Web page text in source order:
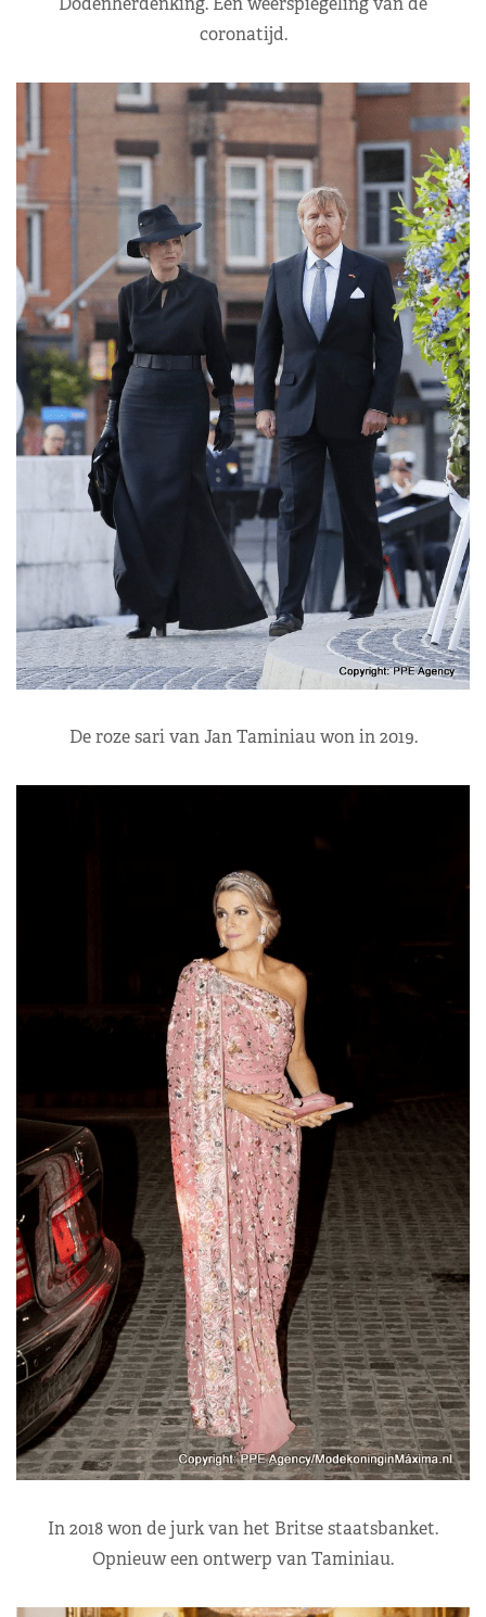
coronatijd.
De roze sari van Jan Taminiau won in 2019.
In 2018 won de jurk van het Britse staatsbanket.
Opnieuw een ontwerp van Taminiau.